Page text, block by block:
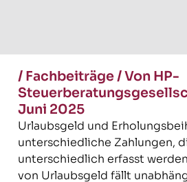
/ Fachbeiträge/Von HP-
Juni 2025
Urlaubsgeld und
unterschiedliche Zahlungen,
unterschiedlich erfasst
von Urlaubsgeld fällt